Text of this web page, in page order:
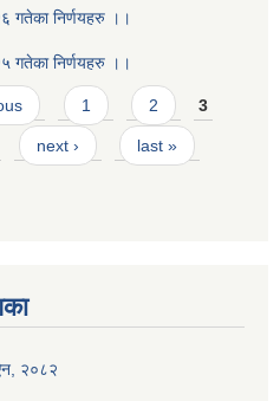
गतेका निर्णयहरु ।।
गतेका निर्णयहरु ।।
1 2 3
next › last »
२०८२